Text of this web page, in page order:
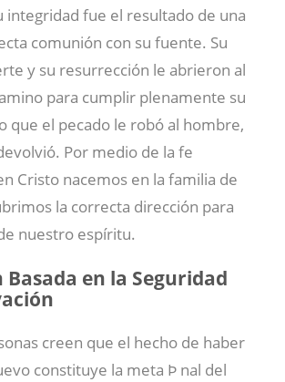
integridad fue el resultado de una
comunión con su fuente. Su
y su resurrección le abrieron al
para cumplir plenamente su
que el pecado le robó al hombre,
Por medio de la fe
Cristo nacemos en la familia de
la correcta dirección para
nuestro espíritu.
Basada en la Seguridad
creen que el hecho de haber
constituye la meta Þ nal del